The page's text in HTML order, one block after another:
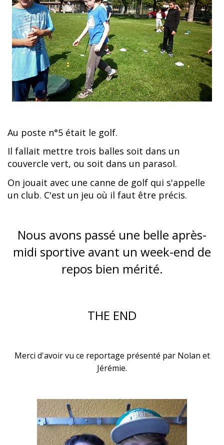
Au poste n°5 était le golf.
Il fallait mettre trois balles soit dans un
couvercle vert, ou soit dans un parasol.
On jouait avec une canne de golf qui s'appelle
un club. C'est un jeu où il faut être précis.
Nous avons passé une belle après-
midi sportive avant un week-end de
repos bien mérité.
THE END
Merci d'avoir vu ce reportage présenté par Nolan et
Jérémie.